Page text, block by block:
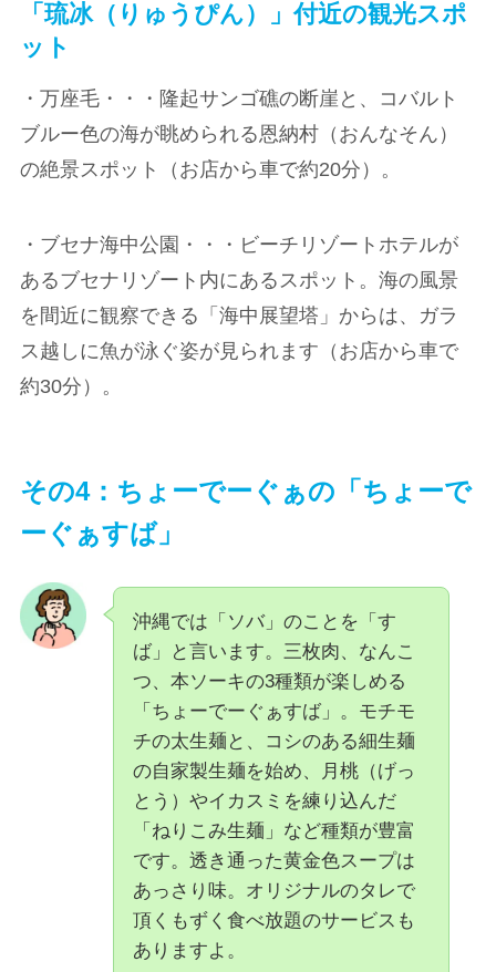
「琉冰（りゅうぴん）」付近の観光スポ
ット
・万座毛・・・隆起サンゴ礁の断崖と、コバルト
ブルー色の海が眺められる恩納村（おんなそん）
の絶景スポット（お店から車で約20分）。
・ブセナ海中公園・・・ビーチリゾートホテルが
あるブセナリゾート内にあるスポット。海の風景
を間近に観察できる「海中展望塔」からは、ガラ
ス越しに魚が泳ぐ姿が見られます（お店から車で
約30分）。
その4：ちょーでーぐぁの「ちょーで
ーぐぁすば」
沖縄では「ソバ」のことを「す
ば」と言います。三枚肉、なんこ
つ、本ソーキの3種類が楽しめる
「ちょーでーぐぁすば」。モチモ
チの太生麺と、コシのある細生麺
の自家製生麺を始め、月桃（げっ
とう）やイカスミを練り込んだ
「ねりこみ生麺」など種類が豊富
です。透き通った黄金色スープは
あっさり味。オリジナルのタレで
頂くもずく食べ放題のサービスも
ありますよ。